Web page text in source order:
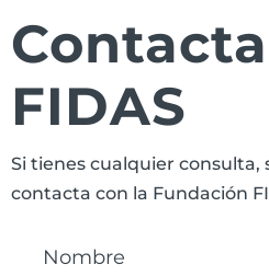
FIDAS
Si tienes cualquier consulta,
contacta con la Fundación